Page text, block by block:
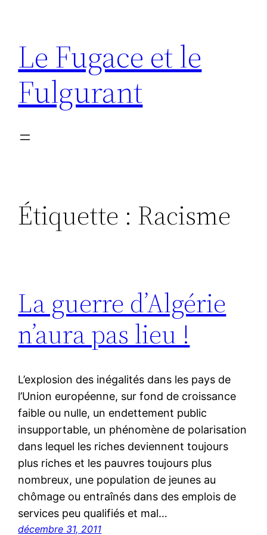
contenu
Le Fugace et le
Fulgurant
Étiquette : Racisme
La guerre d’Algérie
n’aura pas lieu !
L’explosion des inégalités dans les pays de
l’Union européenne, sur fond de croissance
faible ou nulle, un endettement public
insupportable, un phénomène de polarisation
dans lequel les riches deviennent toujours
plus riches et les pauvres toujours plus
nombreux, une population de jeunes au
chômage ou entraînés dans des emplois de
services peu qualifiés et mal…
décembre 31, 2011